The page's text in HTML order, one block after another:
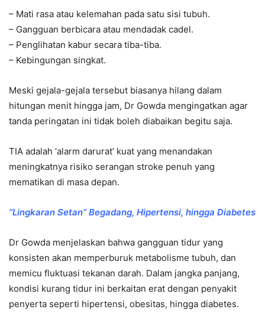
– Mati rasa atau kelemahan pada satu sisi tubuh.
– Gangguan berbicara atau mendadak cadel.
– Penglihatan kabur secara tiba-tiba.
– Kebingungan singkat.
Meski gejala-gejala tersebut biasanya hilang dalam
hitungan menit hingga jam, Dr Gowda mengingatkan agar
tanda peringatan ini tidak boleh diabaikan begitu saja.
TIA adalah ‘alarm darurat’ kuat yang menandakan
meningkatnya risiko serangan stroke penuh yang
mematikan di masa depan.
“Lingkaran Setan” Begadang, Hipertensi, hingga Diabetes
Dr Gowda menjelaskan bahwa gangguan tidur yang
konsisten akan memperburuk metabolisme tubuh, dan
memicu fluktuasi tekanan darah. Dalam jangka panjang,
kondisi kurang tidur ini berkaitan erat dengan penyakit
penyerta seperti hipertensi, obesitas, hingga diabetes.